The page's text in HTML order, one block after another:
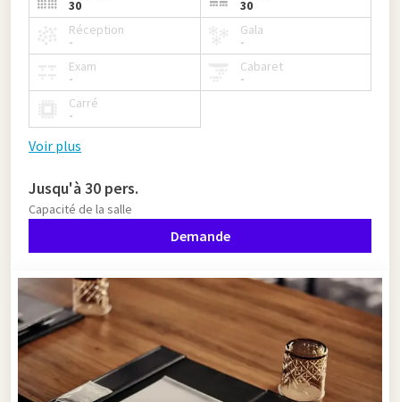
30
30
Réception
-
Gala
-
Exam
-
Cabaret
-
Carré
-
Voir plus
Jusqu'à 30 pers.
Capacité de la salle
Demande